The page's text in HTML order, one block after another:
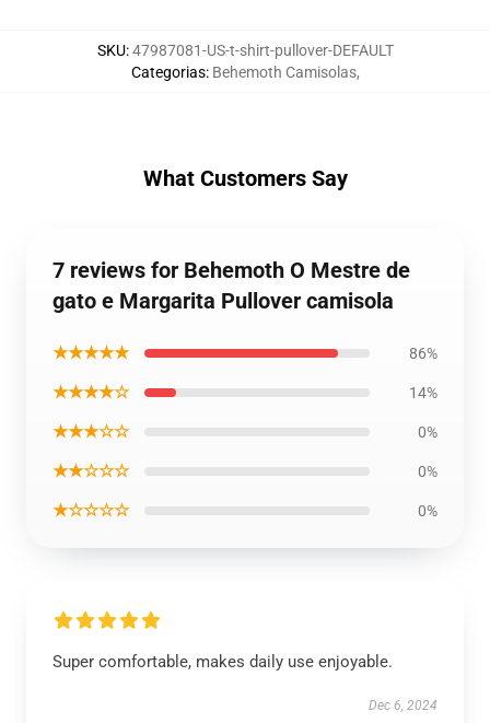
SKU:47987081-US-t-shirt-pullover-DEFAULT
Categorias: Behemoth Camisolas,
What Customers Say
7 reviews for Behemoth O Mestre de
gato e Margarita Pullover camisola
★★★★★ 86%
★★★★☆ 14%
★★★☆☆ 0%
★★☆☆☆ 0%
★☆☆☆☆ 0%
Super comfortable, makes daily use enjoyable.
Dec 6, 2024